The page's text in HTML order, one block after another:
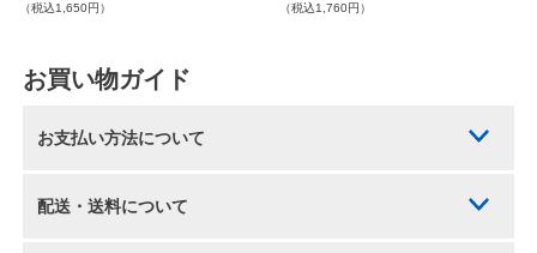
（税込1,650円） （税込1,760円）
お買い物ガイド
お支払い方法について
配送・送料について